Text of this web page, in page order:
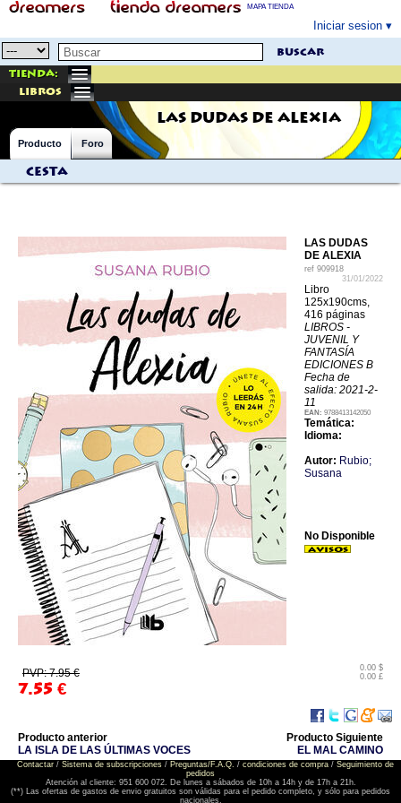
MAPA TIENDA
Iniciar sesion
buscar
Tienda:
libros
LAS DUDAS DE ALEXIA
Producto Foro
Cesta
LAS DUDAS
DE ALEXIA
ref 909918
31/01/2022
Libro
125x190cms,
416 páginas
LIBROS -
JUVENIL Y
FANTASÍA
EDICIONES B
Fecha de
salida: 2021-2-
11
EAN: 9788413142050
Temática:
Idioma:
Autor: Rubio;
Susana
PVP: 7.95 €
7.55 €
0.00 $
0.00 £
No Disponible
Producto anterior
LA ISLA DE LAS ÚLTIMAS VOCES
Producto Siguiente
EL MAL CAMINO
Contactar/ Sistema de subscripciones/ Preguntas/F.A.Q. / condiciones de compra/ Seguimiento de
pedidos
Atención al cliente: 951 600 072. De lunes a sábados de 10h a 14h y de 17h a 21h.
(**) Las ofertas de gastos de envio gratuitos son válidas para el pedido completo, y sólo para pedidos
nacionales.